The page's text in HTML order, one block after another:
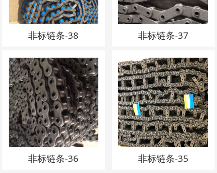
非标链条-38 非标链条-37
非标链条-36 非标链条-35